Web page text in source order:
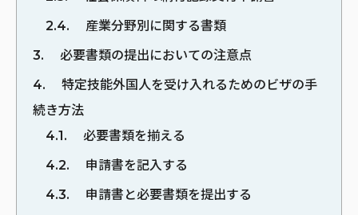
2.4
産業分野別に関する書類
3
必要書類の提出においての注意点
4
特定技能外国人を受け入れるためのビザの手
続き方法
4.1
必要書類を揃える
4.2
申請書を記入する
4.3
申請書と必要書類を提出する